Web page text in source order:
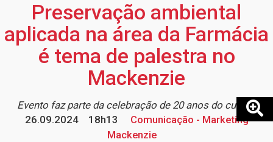
Preservação ambiental
aplicada na área da Farmácia
é tema de palestra no
Mackenzie
Evento faz parte da celebração de 20 anos do curso
26.09.2024
18h13
Comunicação - Marketing
Mackenzie